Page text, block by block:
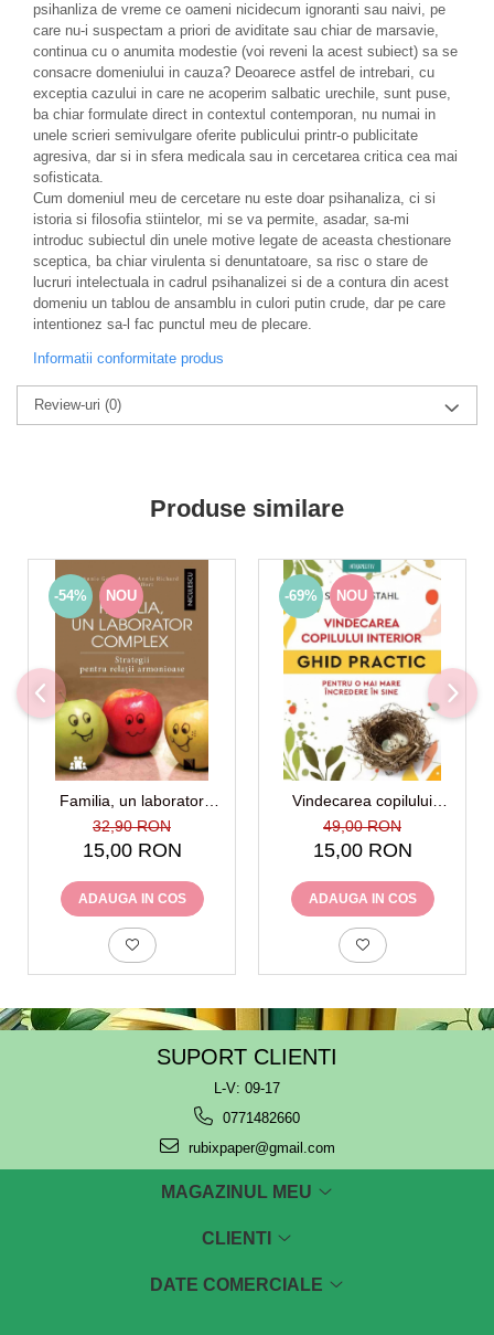
psihanliza de vreme ce oameni nicidecum ignoranti sau naivi, pe
care nu-i suspectam a priori de aviditate sau chiar de marsavie,
continua cu o anumita modestie (voi reveni la acest subiect) sa se
consacre domeniului in cauza? Deoarece astfel de intrebari, cu
exceptia cazului in care ne acoperim salbatic urechile, sunt puse,
ba chiar formulate direct in contextul contemporan, nu numai in
unele scrieri semivulgare oferite publicului printr-o publicitate
agresiva, dar si in sfera medicala sau in cercetarea critica cea mai
sofisticata.
Cum domeniul meu de cercetare nu este doar psihanaliza, ci si
istoria si filosofia stiintelor, mi se va permite, asadar, sa-mi
introduc subiectul din unele motive legate de aceasta chestionare
sceptica, ba chiar virulenta si denuntatoare, sa risc o stare de
lucruri intelectuala in cadrul psihanalizei si de a contura din acest
domeniu un tablou de ansamblu in culori putin crude, dar pe care
intentionez sa-l fac punctul meu de plecare.
Informatii conformitate produs
Review-uri (0)
Produse similare
-54% NOU
Familia, un laborator
complex
32,90 RON
15,00 RON
ADAUGA IN COS
-69% NOU
Vindecarea copilului
interior. Ghid practic pentru
o mai mare incredere in
sine
49,00 RON
15,00 RON
ADAUGA IN COS
SUPORT CLIENTI
L-V: 09-17
0771482660
rubixpaper@gmail.com
MAGAZINUL MEU
CLIENTI
DATE COMERCIALE